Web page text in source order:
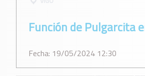
Función de Pulgarcita
Fecha: 19/05/2024 12:30